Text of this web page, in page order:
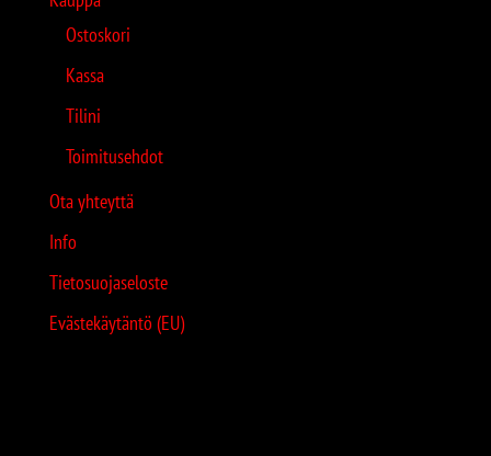
Ostoskori
Kassa
Tilini
Toimitusehdot
Ota yhteyttä
Info
Tietosuojaseloste
Evästekäytäntö (EU)